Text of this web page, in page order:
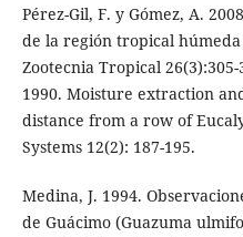
Pérez-Gil, F. y Gómez, A.
de la región tropical húmeda
Zootecnia Tropical
1990. Moisture extraction
distance from a row of
Systems 12(2): 187-195.
Medina, J. 1994.
de Guácimo (Guazuma